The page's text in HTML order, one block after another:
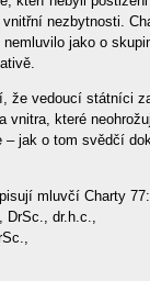
nezbytnosti.
jako o
že vedoucí státníci
vnitra, které
– jak o tom svědčí
mluvčí Charty 77:
DrSc., dr.h.c.,